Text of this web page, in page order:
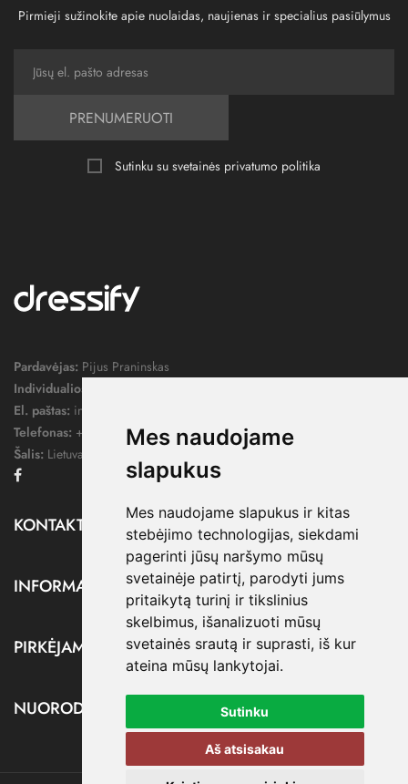
Mes naudojame
slapukus
Mes naudojame slapukus ir kitas
stebėjimo technologijas, siekdami
pagerinti jūsų naršymo mūsų
svetainėje patirtį, parodyti jums
pritaikytą turinį ir tikslinius
skelbimus, išanalizuoti mūsų
svetainės srautą ir suprasti, iš kur
ateina mūsų lankytojai.
Sutinku
Aš atsisakau
Pirmieji sužinokite apie nuolaidas, naujienas ir specialius pasiūlymus
PRENUMERUOTI
Sutinku su svetainės privatumo politika
Pardavėjas: Pijus Praninskas
Individualios veiklos pažymos nr.:
El. paštas: info@dressify.lt
Telefonas: +370 676 78578
Šalis: Lietuva
KONTAKTAI
INFORMACIJA
PIRKĖJAMS
NUORODOS